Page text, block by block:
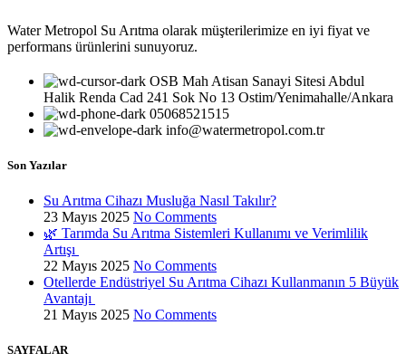
Water Metropol Su Arıtma olarak müşterilerimize en iyi fiyat ve
performans ürünlerini sunuyoruz.
OSB Mah Atisan Sanayi Sitesi Abdul
Halik Renda Cad 241 Sok No 13 Ostim/Yenimahalle/Ankara
05068521515
info@watermetropol.com.tr
Son Yazılar
Su Arıtma Cihazı Musluğa Nasıl Takılır?
23 Mayıs 2025 No Comments
🌿 Tarımda Su Arıtma Sistemleri Kullanımı ve Verimlilik
Artışı
22 Mayıs 2025 No Comments
Otellerde Endüstriyel Su Arıtma Cihazı Kullanmanın 5 Büyük
Avantajı
21 Mayıs 2025 No Comments
SAYFALAR